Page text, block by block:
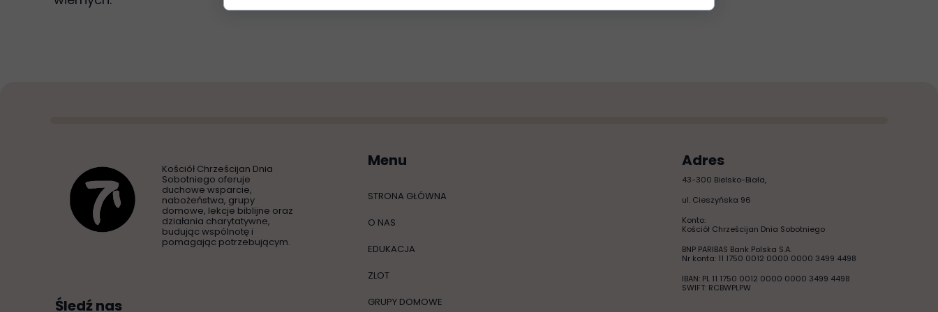
Kościół Chrześcijan Dnia
Sobotniego oferuje
duchowe wsparcie,
nabożeństwa, grupy
domowe, lekcje biblijne oraz
działania charytatywne,
budując wspólnotę i
pomagając potrzebującym.
Śledź nas
Menu
STRONA GŁÓWNA
O NAS
EDUKACJA
ZLOT
GRUPY DOMOWE
Adres
43-300 Bielsko-Biała,
ul. Cieszyńska 96
Konto:
Kościół Chrześcijan Dnia Sobotniego
BNP PARIBAS Bank Polska S.A.
Nr konta: 11 1750 0012 0000 0000 3499 4498
IBAN: PL 11 1750 0012 0000 0000 3499 4498
SWIFT: RCBWPLPW